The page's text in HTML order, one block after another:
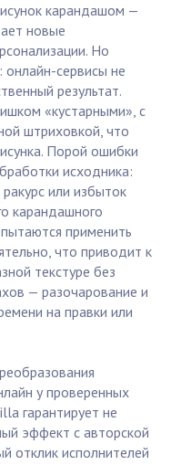
карандашом —
новые
Но
онлайн-сервисы не
результат.
«кустарными», с
штриховкой, что
Порой ошибки
исходника:
или избыток
карандашного
применить
что приводит к
текстуре без
— разочарование и
на правки или
у проверенных
гарантирует не
эффект с авторской
отклик исполнителей